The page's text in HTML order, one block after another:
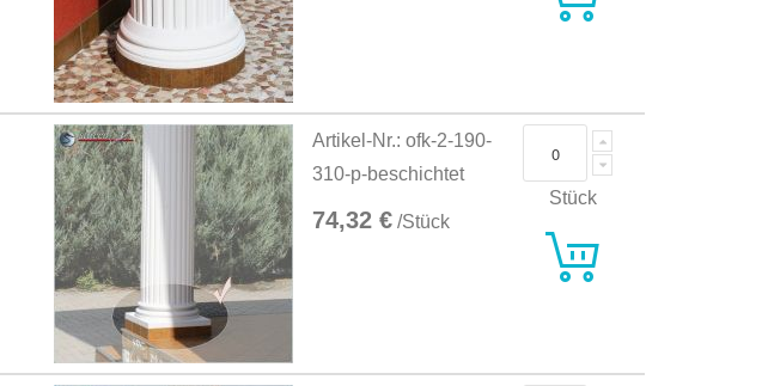
Artikel-Nr.: ofk-2-190-
310-p-beschichtet
74,32 € /Stück
Stück